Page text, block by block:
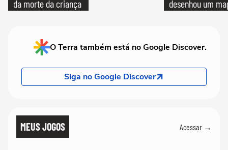
da morte da criança
desenhou um
O Terra também está no Google Discover.
Siga no Google Discover
MEUS JOGOS Acessar →